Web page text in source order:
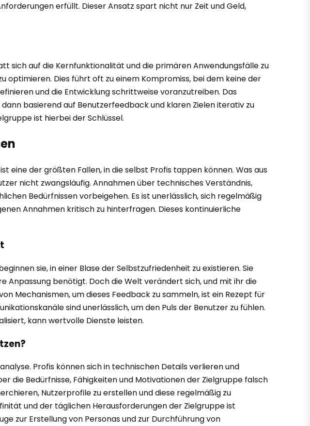
erfüllt. Dieser Ansatz spart nicht nur Zeit und Geld,
sich auf die Kernfunktionalität und die primären Anwendungsfälle zu
optimieren. Dies führt oft zu einem Kompromiss, bei dem keine der
und die Entwicklung schrittweise voranzutreiben. Das
basierend auf Benutzerfeedback und klaren Zielen iterativ zu
ist hierbei der Schlüssel.
eine der größten Fallen, in die selbst Profis tappen können. Was aus
nicht zwangsläufig. Annahmen über technisches Verständnis,
Bedürfnissen vorbeigehen. Es ist unerlässlich, sich regelmäßig
Annahmen kritisch zu hinterfragen. Dieses kontinuierliche
sie, in einer Blase der Selbstzufriedenheit zu existieren. Sie
Anpassung benötigt. Doch die Welt verändert sich, und mit ihr die
Mechanismen, um dieses Feedback zu sammeln, ist ein Rezept für
sind unerlässlich, um den Puls der Benutzer zu fühlen.
kann wertvolle Dienste leisten.
Profis können sich in technischen Details verlieren und
die Bedürfnisse, Fähigkeiten und Motivationen der Zielgruppe falsch
Nutzerprofile zu erstellen und diese regelmäßig zu
und der täglichen Herausforderungen der Zielgruppe ist
zur Erstellung von Personas und zur Durchführung von